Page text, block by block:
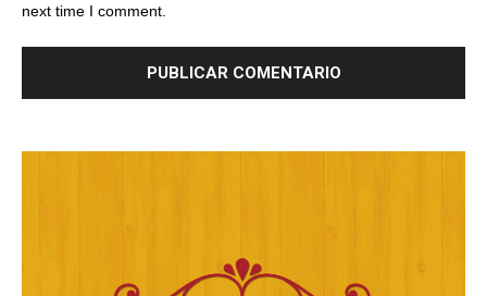
next time I comment.